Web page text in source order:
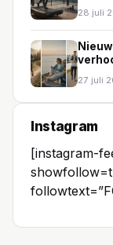
28 juli
27 juli
Instagram
[instagram-